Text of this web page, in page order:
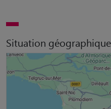
Situation géographique